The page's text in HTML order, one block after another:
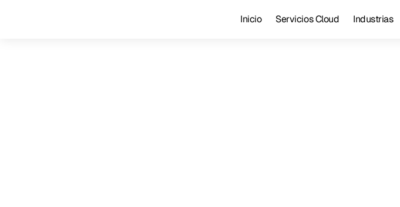
Inicio Servicios Cloud Industrias